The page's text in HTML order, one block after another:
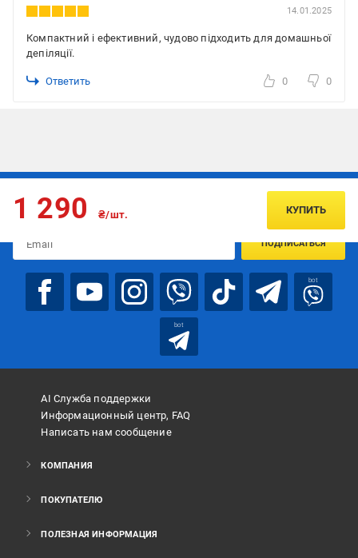
14.01.2025
Компактний і ефективний, чудово підходить для домашньої
депіляції.
Ответить 0 0
1 290 ₴/шт. КУПИТЬ
Подписывайтесь, чтобы узнавать первым об акцияx и
ПОДПИСАТЬСЯ
bot
bot
AI Служба поддержки
Информационный центр, FAQ
Написать нам сообщение
КОМПАНИЯ
ПОКУПАТЕЛЮ
ПОЛЕЗНАЯ ИНФОРМАЦИЯ